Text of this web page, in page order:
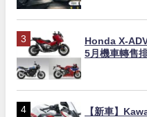
Honda X-
5月機車轉售
【新車】